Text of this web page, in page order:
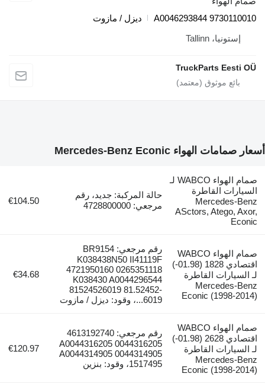
9730110010 A0046293844
ديزل / مازوت
إستونيا، Tallinn
TruckParts Eesti OÜ
أسعار صمامات الهواء Mercedes-Benz Econic
صمام الهواء WABCO لـ
السيارات القاطرة
Mercedes-Benz
ASctors, Atego, Axor,
Econic
حالة المركبة: جديد، رقم
مرجعي: 4728800000
€104.50
صمام الهواء WABCO
اقتصادي 1828 (01.98-)
لـ السيارات القاطرة
Mercedes-Benz
Econic (1998-2014)
رقم مرجعي: BR9154
K038438N50 II41119F
4721950160 0265351118
K038430 A0044296544
81524526019 81.52452-
6019...، وقود: ديزل / مازوت
€34.68
صمام الهواء WABCO
اقتصادي 2628 (01.98-)
لـ السيارات القاطرة
Mercedes-Benz
Econic (1998-2014)
رقم مرجعي: 4613192740
A0044316205 0044316205
A0044314905 0044314905
1517495، وقود: بنزين
€120.97